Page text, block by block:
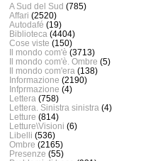
A Sud del Sud (785)
Affari (2520)
Autodafé (19)
Biblioteca (4404)
Cose viste (150)
Il mondo com'è (3713)
Il mondo com'è. Ombre (5)
Il mondo com'era (138)
Informazione (2190)
Infprmazione (4)
Lettera (758)
Lettera. Sinistra sinistra (4)
Letture (814)
Letture\Visioni (6)
Libelli (536)
Ombre (2165)
Presenze (55)